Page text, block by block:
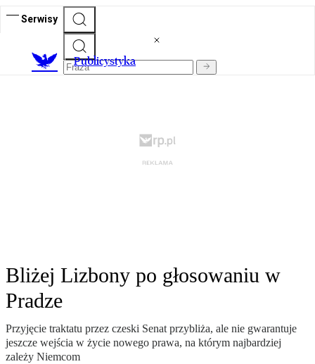
Serwisy
Publicystyka
Bliżej Lizbony po głosowaniu w
Pradze
Przyjęcie traktatu przez czeski Senat przybliża, ale nie gwarantuje
jeszcze wejścia w życie nowego prawa, na którym najbardziej
zależy Niemcom